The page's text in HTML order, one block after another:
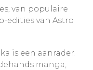
van populaire
edities van Astro
is een aanrader.
manga,